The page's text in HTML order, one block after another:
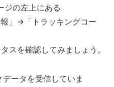
ジの左上にある
」→「トラッキングコー
スを確認してみましょう。
ータを受信していま